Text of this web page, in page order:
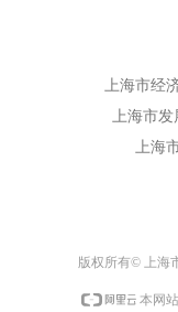
上海市经
上海市
上海
版权所有© 上海
本网